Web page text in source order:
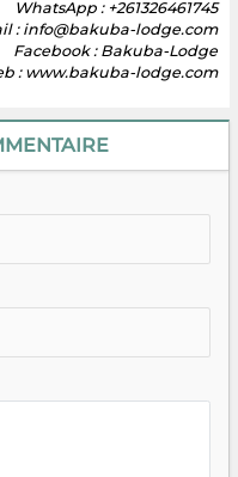
WhatsApp : +261326461745
: info@bakuba-lodge.com
Facebook : Bakuba-Lodge
: www.bakuba-lodge.com